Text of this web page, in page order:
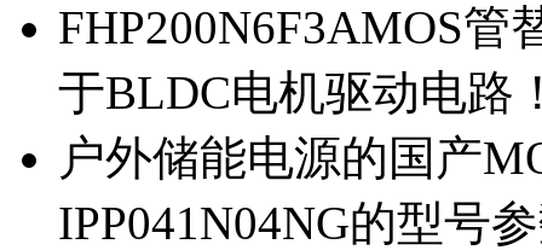
FHP200N6F3AMOS管
于BLDC电机驱动电路
户外储能电源的国产
IPP041N04NG的型号